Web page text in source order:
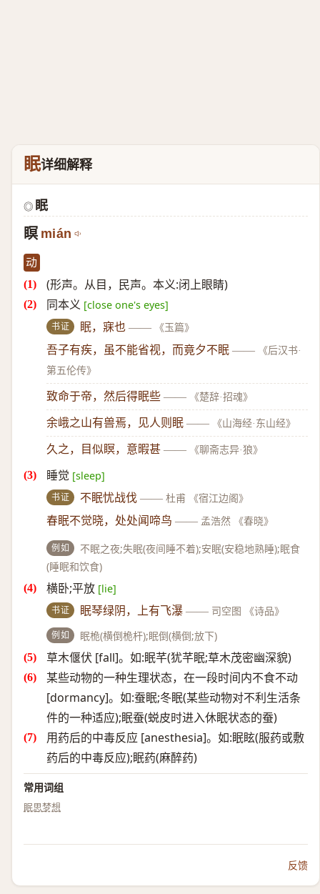
眠详细解释
◎ 眠
瞑 mián
动
(形声。从目，民声。本义:闭上眼睛)
同本义 [close one's eyes]
书证 眠，寐也 —— 《玉篇》
吾子有疾，虽不能省视，而竟夕不眠 ——
《后汉书·
第五伦传》
致命于帝，然后得眠些 —— 《楚辞·招魂》
余峨之山有兽焉，见人则眠 —— 《山海经·东山经》
久之，目似瞑，意暇甚 —— 《聊斋志异·狼》
睡觉 [sleep]
书证 不眠忧战伐 —— 杜甫 《宿江边阁》
春眠不觉晓，处处闻啼鸟 —— 孟浩然 《春晓》
例如
不眠之夜;失眠(夜间睡不着);安眠(安稳地熟睡);眠食
(睡眠和饮食)
横卧;平放 [lie]
书证 眠琴绿阴，上有飞瀑 —— 司空图 《诗品》
例如 眠桅(横倒桅杆);眠倒(横倒;放下)
草木偃伏 [fall]。如:眠芊(犹芊眠;草木茂密幽深貌)
某些动物的一种生理状态，在一段时间内不食不动
[dormancy]。如:蚕眠;冬眠(某些动物对不利生活条
件的一种适应);眠蚕(蜕皮时进入休眠状态的蚕)
用药后的中毒反应 [anesthesia]。如:眠眩(服药或敷
药后的中毒反应);眠药(麻醉药)
常用词组
眠思梦想
反馈